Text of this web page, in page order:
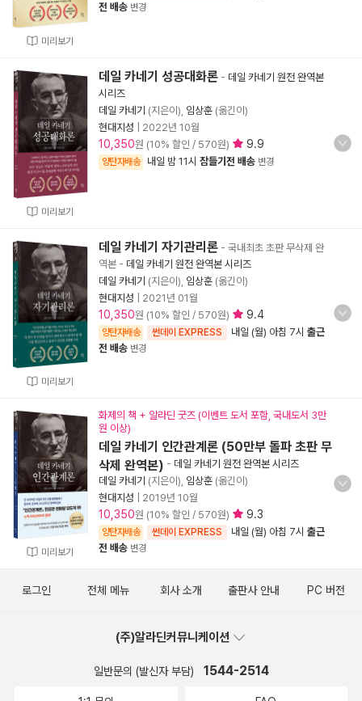
미리보기
전 배송 변경
미리보기
데일 카네기 성공대화론 - 데일 카네기 원전 완역본
시리즈
데일 카네기 (지은이), 임상훈 (옮긴이)
현대지성
2022년 10월
10,350원 (10% 할인 / 570원) 9.9
양탄자배송 내일 밤 11시 잠들기전 배송 변경
미리보기
데일 카네기 자기관리론 - 국내최초 초판 무삭제 완
역본 - 데일 카네기 원전 완역본 시리즈
데일 카네기 (지은이), 임상훈 (옮긴이)
현대지성
2021년 01월
10,350원 (10% 할인 / 570원) 9.4
양탄자배송 썬데이 EXPRESS 내일 (월) 아침 7시 출근
전 배송 변경
미리보기
화제의 책 + 알라딘 굿즈 (이벤트 도서 포함, 국내도서 3만
원 이상)
데일 카네기 인간관계론 (50만부 돌파 초판 무
삭제 완역본) - 데일 카네기 원전 완역본 시리즈
데일 카네기 (지은이), 임상훈 (옮긴이)
현대지성
2019년 10월
10,350원 (10% 할인 / 570원) 9.3
양탄자배송 썬데이 EXPRESS 내일 (월) 아침 7시 출근
전 배송 변경
로그인 전체 메뉴 회사 소개 출판사 안내 PC 버전
(주)알라딘커뮤니케이션
일반문의 (발신자 부담) 1544-2514